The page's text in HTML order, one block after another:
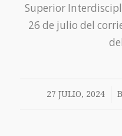
Superior
26 de julio del
27 JULIO, 2024
/